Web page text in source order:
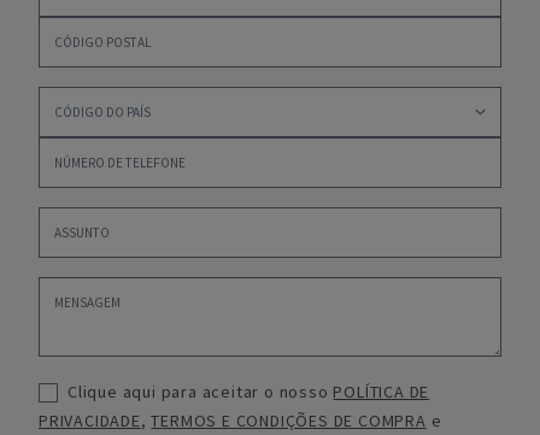
Clique aqui para aceitar o nosso POLÍTICA DE
PRIVACIDADE,TERMOS E CONDIÇÕES DE COMPRA e